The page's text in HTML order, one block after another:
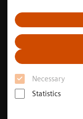
Necessary
Statistics